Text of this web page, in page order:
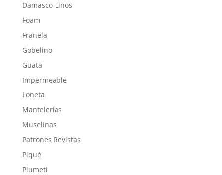
Damasco-Linos
Foam
Franela
Gobelino
Guata
Impermeable
Loneta
Mantelerías
Muselinas
Patrones Revistas
Piqué
Plumeti